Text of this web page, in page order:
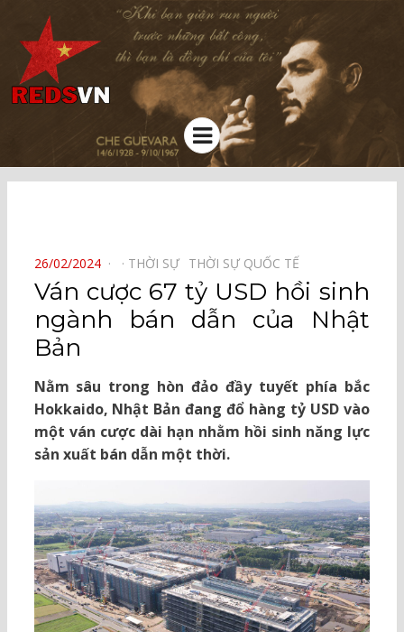
Kênh chia sẻ tri thức cộng đồng
Menu
POSTED
ON
26/02/2024 THỜI SỰ⠀ THỜI SỰ QUỐC TẾ⠀
Ván cược 67 tỷ USD hồi sinh
ngành bán dẫn của Nhật
Bản
Nằm sâu trong hòn đảo đầy tuyết phía bắc
Hokkaido, Nhật Bản đang đổ hàng tỷ USD vào
một ván cược dài hạn nhằm hồi sinh năng lực
sản xuất bán dẫn một thời.